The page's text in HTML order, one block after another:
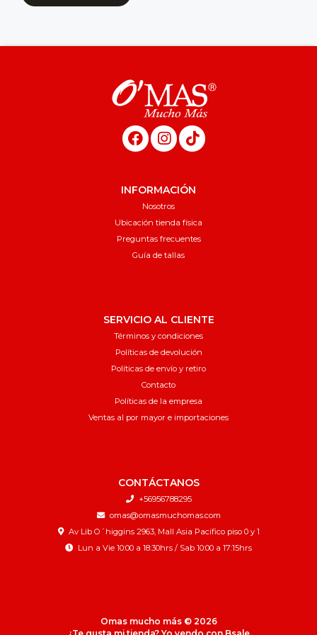
INFORMACIÓN
Nosotros
Ubicación tienda física
Preguntas frecuentes
Guía de tallas
SERVICIO AL CLIENTE
Términos y condiciones
Políticas de devolución
Políticas de envío y retiro
Contacto
Políticas de la empresa
Ventas al por mayor e importaciones
CONTÁCTANOS
+56956788295
omas@omasmuchomas.com
Av Lib O´higgins 2963, Mall Asia Pacifico piso 0 y 1
Lun a Vie 10:00 a 18:30hrs / Sab 10:00 a 17:15hrs
Omas mucho más © 2026